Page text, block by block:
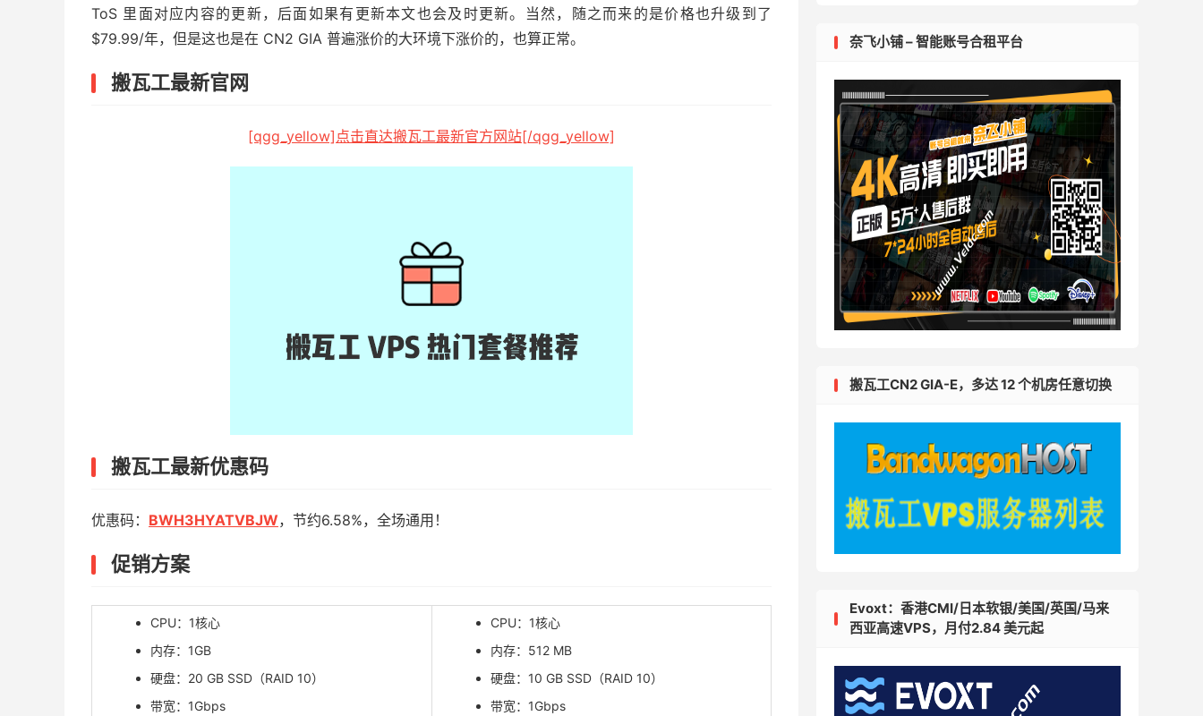
ToS 里面对应内容的更新，后面如果有更新本文也会及时更新。当然，随之而来的是价格也升级到了
$79.99/年，但是这也是在 CN2 GIA 普遍涨价的大环境下涨价的，也算正常。
搬瓦工最新官网
[qgg_yellow]点击直达搬瓦工最新官方网站[/qgg_yellow]
搬瓦工最新优惠码
优惠码： BWH3HYATVBJW，节约6.58%，全场通用！
促销方案
CPU：1核心
内存：1GB
硬盘：20 GB SSD（RAID 10）
带宽：1Gbps
CPU：1核心
内存：512 MB
硬盘：10 GB SSD（RAID 10）
带宽：1Gbps
奈飞小铺 – 智能账号合租平台
搬瓦工CN2 GIA-E，多达 12 个机房任意切换
Evoxt：香港CMI/日本软银/美国/英国/马来
西亚高速VPS，月付2.84 美元起